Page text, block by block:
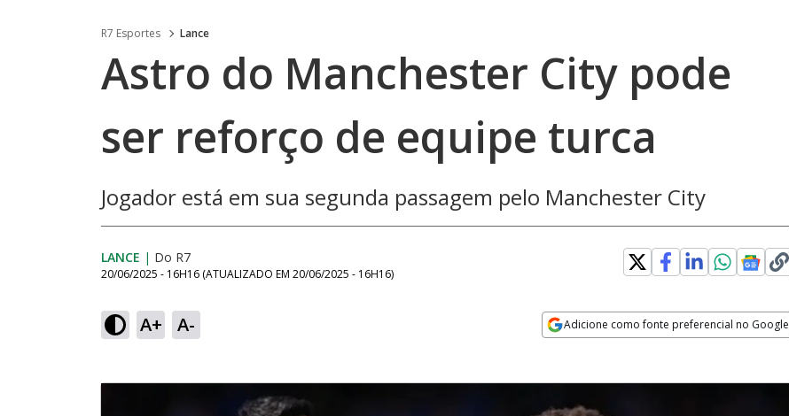
R7 Esportes Lance
Astro do Manchester City pode
ser reforço de equipe turca
Jogador está em sua segunda passagem pelo Manchester City
LANCE | Do R7
20/06/2025 - 16H16 (ATUALIZADO EM 20/06/2025 - 16H16)
A+ A- Adicione como fonte preferencial no Google